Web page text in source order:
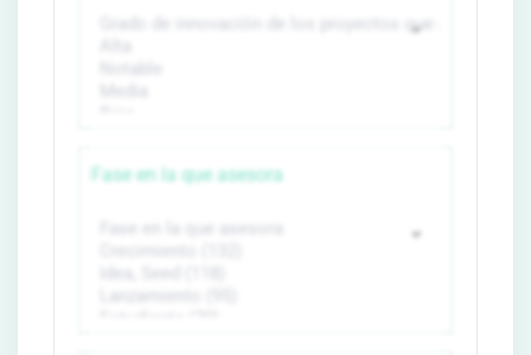
Fase en la que asesora